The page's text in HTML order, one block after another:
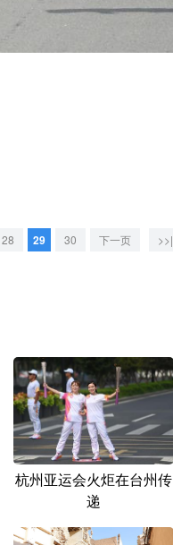
28 29 30 下一页 >>|
杭州亚运会火炬在台州传
递